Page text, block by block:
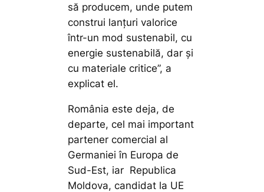
să producem, unde putem
construi lanțuri valorice
într-un mod sustenabil, cu
energie sustenabilă, dar și
cu materiale critice”, a
explicat el.
România este deja, de
departe, cel mai important
partener comercial al
Germaniei în Europa de
Sud-Est, iar Republica
Moldova, candidat la UE